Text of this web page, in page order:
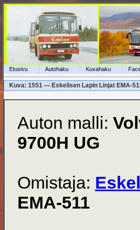
Etusivu Autohaku Kuvahaku
Kuva: 1551 — Eskelisen Lapin Linjat EMA-
Auton malli:
9700H UG
Omistaja:
EMA-511